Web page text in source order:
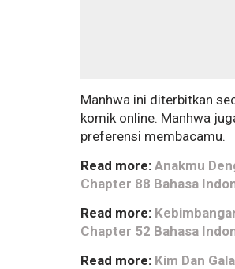
Manhwa ini diterbitkan
komik online. Manhwa
preferensi membacamu.
Read more: Anakmu
Chapter 88 Bahasa
Read more:
Chapter 52 Bahasa
Read more: Kim Dan